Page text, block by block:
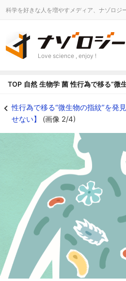
科学を好きな人を増やすメディア、ナゾロジ
Love science , enjoy !
TOP 自然 生物学 菌 性行為で移る“微
性行為で移る“微生物の指紋”を発
せない】 (画像 2/4)